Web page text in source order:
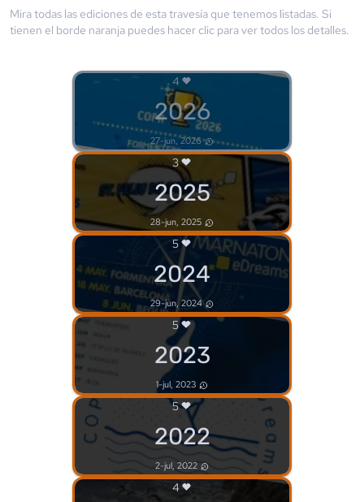
Mira todas las ediciones de esta travesía que tenemos listadas. Si
tienen el borde naranja puedes hacer clic para ver todos los detalles.
4
2026
27-jun, 2026
3
2025
28-jun, 2025
5
2024
29-jun, 2024
5
2023
1-jul, 2023
5
2022
2-jul, 2022
4